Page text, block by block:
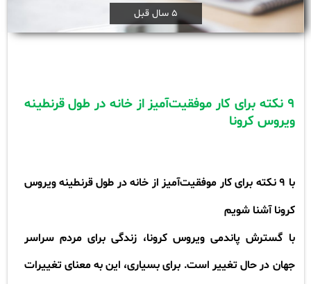
5 سال قبل
۹ نکته برای کار موفقیت‌آمیز از خانه در طول قرنطینه
ویروس کرونا
با ۹نکته برای کار موفقیت‌آمیز از خانه در طول قرنطینه ویروس
کرونا آشنا شویم
​​​​​با گسترش پاندمی ویروس کرونا، زندگی برای مردم سراسر
جهان در حال تغییر است. برای بسیاری، این به معنای تغییرات